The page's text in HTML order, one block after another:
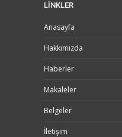
LİNKLER
Anasayfa
Hakkımızda
Haberler
Makaleler
Belgeler
İletişim